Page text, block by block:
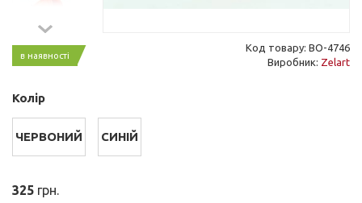
в наявності
Код товару: BO-4746
Виробник: Zelart
Колір
ЧЕРВОНИЙ СИНІЙ
325 грн.